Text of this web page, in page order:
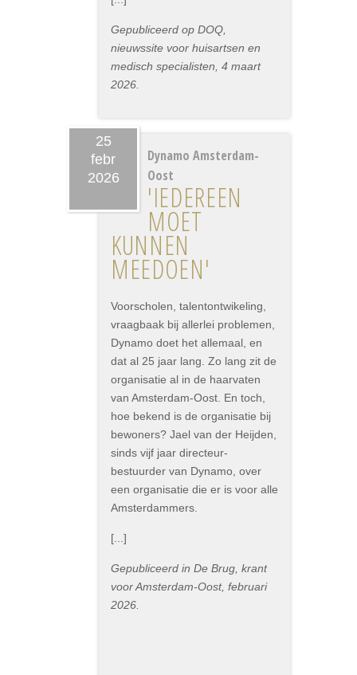
Gepubliceerd op DOQ,
nieuwssite voor huisartsen en
medisch specialisten, 4 maart
2026.
25
febr
2026
Dynamo Amsterdam-
Oost
'IEDEREEN
MOET
KUNNEN
MEEDOEN'
Voorscholen, talentontwikeling,
vraagbaak bij allerlei problemen,
Dynamo doet het allemaal, en
dat al 25 jaar lang. Zo lang zit de
organisatie al in de haarvaten
van Amsterdam-Oost. En toch,
hoe bekend is de organisatie bij
bewoners? Jael van der Heijden,
sinds vijf jaar directeur-
bestuurder van Dynamo, over
een organisatie die er is voor alle
Amsterdammers.
[...]
Gepubliceerd in De Brug, krant
voor Amsterdam-Oost, februari
2026.